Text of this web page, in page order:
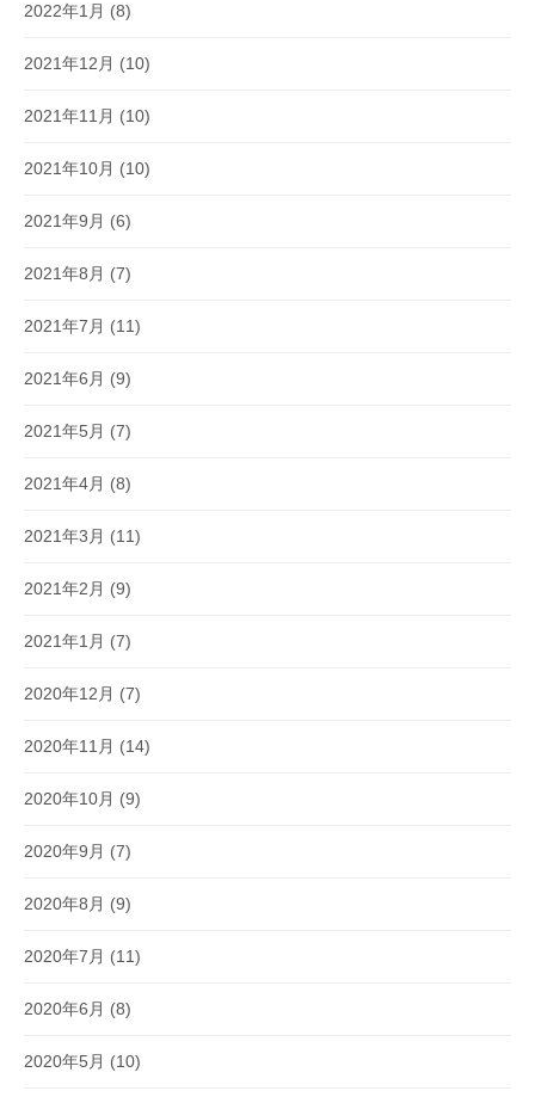
2022年1月 (8)
2021年12月 (10)
2021年11月 (10)
2021年10月 (10)
2021年9月 (6)
2021年8月 (7)
2021年7月 (11)
2021年6月 (9)
2021年5月 (7)
2021年4月 (8)
2021年3月 (11)
2021年2月 (9)
2021年1月 (7)
2020年12月 (7)
2020年11月 (14)
2020年10月 (9)
2020年9月 (7)
2020年8月 (9)
2020年7月 (11)
2020年6月 (8)
2020年5月 (10)